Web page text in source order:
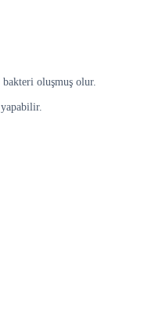
bakteri oluşmuş olur.